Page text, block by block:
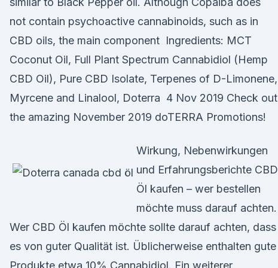
not contain psychoactive cannabinoids, such as in
CBD oils, the main component Ingredients: MCT
Coconut Oil, Full Plant Spectrum Cannabidiol (Hemp
CBD Oil), Pure CBD Isolate, Terpenes of D-Limonene,
Myrcene and Linalool, Doterra 4 Nov 2019 Check out
the amazing November 2019 doTERRA Promotions!
Wirkung, Nebenwirkungen
und Erfahrungsberichte CBD
Öl kaufen – wer bestellen
möchte muss darauf achten.
Wer CBD Öl kaufen möchte sollte darauf achten, dass
es von guter Qualität ist. Üblicherweise enthalten gute
Produkte etwa 10% Cannabidiol. Ein weiterer